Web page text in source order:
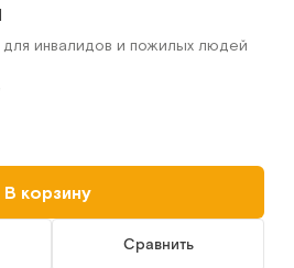
для инвалидов и пожилых людей
В корзину
Сравнить